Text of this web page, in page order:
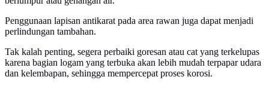
Penggunaan lapisan antikarat pada area rawan juga dapat menjadi
perlindungan tambahan.
Tak kalah penting, segera perbaiki goresan atau cat yang terkelupas
karena bagian logam yang terbuka akan lebih mudah terpapar udara
dan kelembapan, sehingga mempercepat proses korosi.